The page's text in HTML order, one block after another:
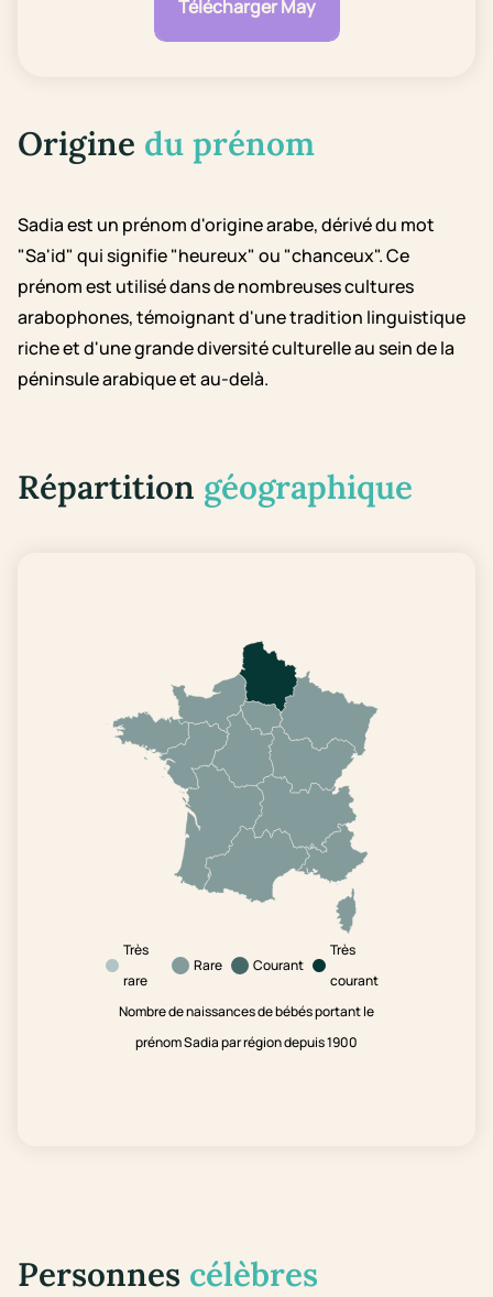
Télécharger May
Origine du prénom
Sadia est un prénom d'origine arabe, dérivé du mot
"Sa'id" qui signifie "heureux" ou "chanceux". Ce
prénom est utilisé dans de nombreuses cultures
arabophones, témoignant d'une tradition linguistique
riche et d'une grande diversité culturelle au sein de la
péninsule arabique et au-delà.
Répartition géographique
Très
rare
Rare Courant
Très
courant
Nombre de naissances de bébés portant le
prénom Sadia par région depuis 1900
Personnes célèbres